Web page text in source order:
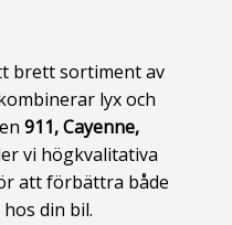
brett sortiment av
lyx och
911, Cayenne,
vi högkvalitativa
att förbättra både
din bil.